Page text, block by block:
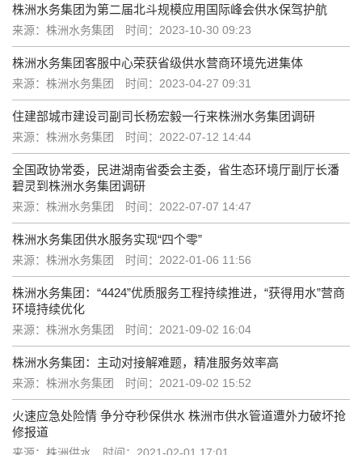
株洲水务集团为第二届北斗规模应用国际峰会供水保驾护航
来源：株洲水务集团 时间：2023-10-30 09:23
株洲水务集团客服中心荣获省级供水营商环境先进集体
来源：株洲水务集团 时间：2023-04-27 09:31
住建部城市建设司副司长杨宏毅一行来株洲水务集团调研
来源：株洲水务集团 时间：2022-07-12 14:44
全国政协常委，民进湖南省委会主委，省生态环境厅副厅长潘
碧灵到株洲水务集团调研
来源：株洲水务集团 时间：2022-07-07 14:47
株洲水务集团供水服务实现“四个零”
来源：株洲水务集团 时间：2022-01-06 11:56
株洲水务集团：“4424”优质服务工程持续推进，“获得用水”营商
环境持续优化
来源：株洲水务集团 时间：2021-09-02 16:04
株洲水务集团：主动对接解难题，精准服务效率高
来源：株洲水务集团 时间：2021-09-02 15:52
火速应急处险情 争分夺秒保供水 株洲市供水管道遭外力破坏抢
修报道